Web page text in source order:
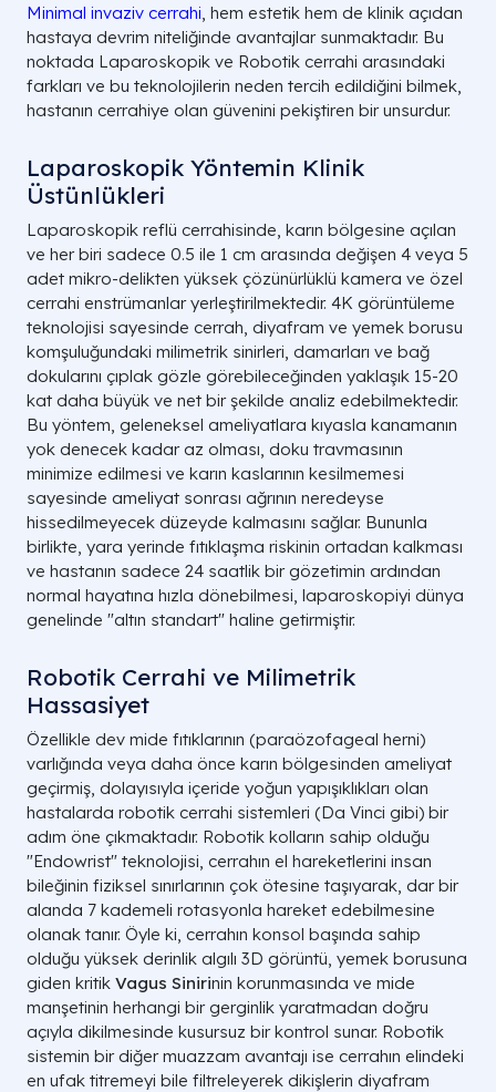
Minimal invaziv cerrahi , hem estetik hem de klinik açıdan
hastaya devrim niteliğinde avantajlar sunmaktadır. Bu
noktada Laparoskopik ve Robotik cerrahi arasındaki
farkları ve bu teknolojilerin neden tercih edildiğini bilmek,
hastanın cerrahiye olan güvenini pekiştiren bir unsurdur.
Laparoskopik Yöntemin Klinik
Üstünlükleri
Laparoskopik reflü cerrahisinde, karın bölgesine açılan
ve her biri sadece 0.5 ile 1 cm arasında değişen 4 veya 5
adet mikro-delikten yüksek çözünürlüklü kamera ve özel
cerrahi enstrümanlar yerleştirilmektedir. 4K görüntüleme
teknolojisi sayesinde cerrah, diyafram ve yemek borusu
komşuluğundaki milimetrik sinirleri, damarları ve bağ
dokularını çıplak gözle görebileceğinden yaklaşık 15-20
kat daha büyük ve net bir şekilde analiz edebilmektedir.
Bu yöntem, geleneksel ameliyatlara kıyasla kanamanın
yok denecek kadar az olması, doku travmasının
minimize edilmesi ve karın kaslarının kesilmemesi
sayesinde ameliyat sonrası ağrının neredeyse
hissedilmeyecek düzeyde kalmasını sağlar. Bununla
birlikte, yara yerinde fıtıklaşma riskinin ortadan kalkması
ve hastanın sadece 24 saatlik bir gözetimin ardından
normal hayatına hızla dönebilmesi, laparoskopiyi dünya
genelinde "altın standart" haline getirmiştir.
Robotik Cerrahi ve Milimetrik
Hassasiyet
Özellikle dev mide fıtıklarının (paraözofageal herni)
varlığında veya daha önce karın bölgesinden ameliyat
geçirmiş, dolayısıyla içeride yoğun yapışıklıkları olan
hastalarda robotik cerrahi sistemleri (Da Vinci gibi) bir
adım öne çıkmaktadır. Robotik kolların sahip olduğu
"Endowrist" teknolojisi, cerrahın el hareketlerini insan
bileğinin fiziksel sınırlarının çok ötesine taşıyarak, dar bir
alanda 7 kademeli rotasyonla hareket edebilmesine
olanak tanır. Öyle ki, cerrahın konsol başında sahip
olduğu yüksek derinlik algılı 3D görüntü, yemek borusuna
giden kritik Vagus Sinirinin korunmasında ve mide
manşetinin herhangi bir gerginlik yaratmadan doğru
açıyla dikilmesinde kusursuz bir kontrol sunar. Robotik
sistemin bir diğer muazzam avantajı ise cerrahın elindeki
en ufak titremeyi bile filtreleyerek dikişlerin diyafram